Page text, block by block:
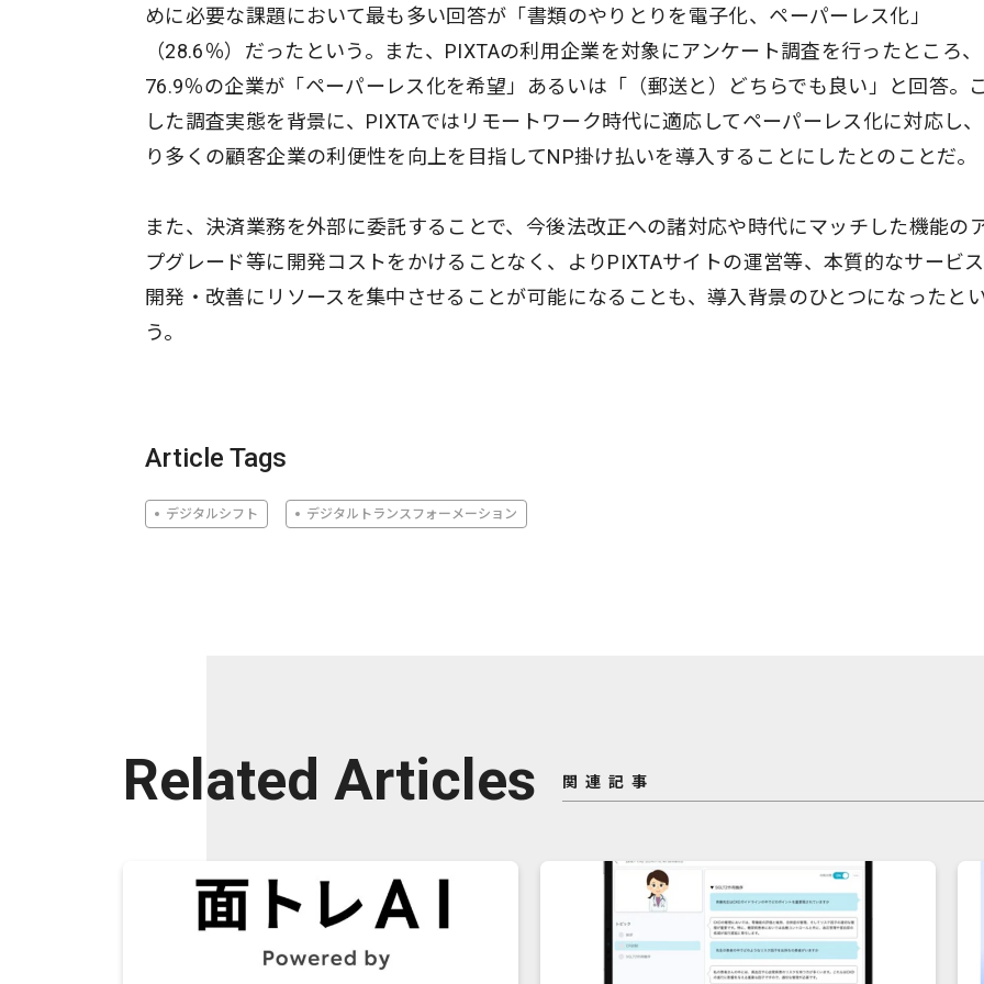
めに必要な課題において最も多い回答が「書類のやりとりを電子化、ペーパーレス化」
（28.6％）だったという。また、PIXTAの利用企業を対象にアンケート調査を行ったところ、
76.9％の企業が「ペーパーレス化を希望」あるいは「（郵送と）どちらでも良い」と回答。
した調査実態を背景に、PIXTAではリモートワーク時代に適応してペーパーレス化に対応し
り多くの顧客企業の利便性を向上を目指してNP掛け払いを導入することにしたとのことだ。
また、決済業務を外部に委託することで、今後法改正への諸対応や時代にマッチした機能の
プグレード等に開発コストをかけることなく、よりPIXTAサイトの運営等、本質的なサービ
開発・改善にリソースを集中させることが可能になることも、導入背景のひとつになったと
う。
Article Tags
デジタルシフト デジタルトランスフォーメーション
Related Articles 関連記事